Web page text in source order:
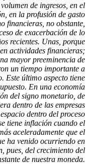
de ingresos, en el
en la profusión de gasto
financieras, no obstante,
de exacerbación de lo
recientes. Unas, porque
actividades financieras;
mayor preeminencia de
un tiempo importante a
Este último aspecto tiene
En una economía
del signo monetario, de
dentro de las empresas
dentro del proceso
tiene inflación cuando el
aceleradamente que el
ha venido ocurriendo en
pues, del crecimiento del
de nuestra moneda.